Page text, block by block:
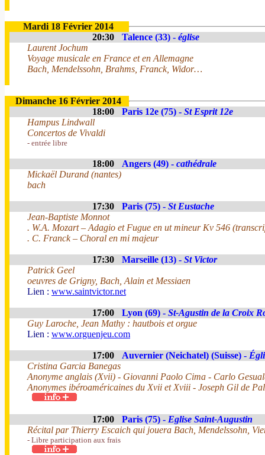
Mardi 18 Février 2014
20:30
Talence (33) - église
Laurent Jochum
Voyage musicale en France et en Allemagne
Bach, Mendelssohn, Brahms, Franck, Widor…
Dimanche 16 Février 2014
18:00
Paris 12e (75) - St Esprit 12e
Hampus Lindwall
Concertos de Vivaldi
- entrée libre
18:00 Angers (49) - cathédrale
Mickaël Durand (nantes)
bach
17:30 Paris (75) - St Eustache
Jean-Baptiste Monnot
. W.A. Mozart – Adagio et Fugue en ut mineur Kv 546
. C. Franck – Choral en mi majeur
17:30 Marseille (13) - St Victor
Patrick Geel
oeuvres de Grigny, Bach, Alain et Messiaen
Lien : www.saintvictor.net
17:00 Lyon (69) - St-Agustin de la Croix
Guy Laroche, Jean Mathy : hautbois et orgue
Lien : www.orguenjeu.com
17:00 Auvernier (Neichatel) (Suisse) -
Cristina Garcia Banegas
Anonyme anglais (Xvii) - Giovanni Paolo Cima - Carlo
Anonymes ibéroaméricaines du Xvii et Xviii - Joseph Gil de
17:00 Paris (75) - Eglise Saint-Augustin
Récital par Thierry Escaich qui jouera Bach, Mendelssohn,
- Libre participation aux frais